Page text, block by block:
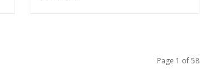
Page 1 of 58